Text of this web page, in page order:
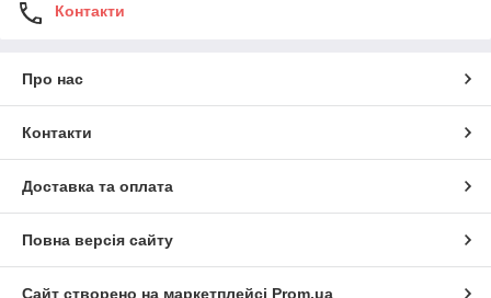
Контакти
Про нас
Контакти
Доставка та оплата
Повна версія сайту
Сайт створено на маркетплейсі Prom.ua